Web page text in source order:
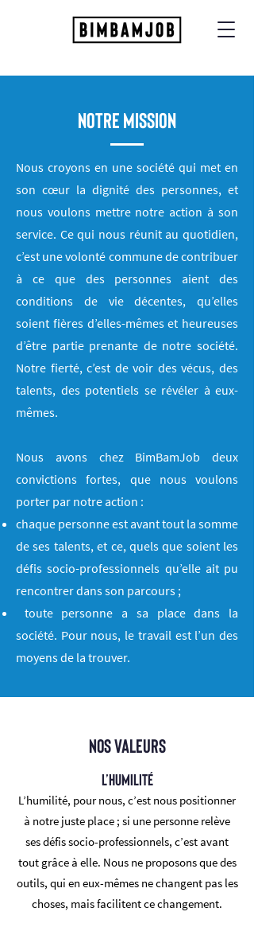
NOTRE MISSION
Nous croyons en une société qui met en
son cœur la dignité des personnes, et
nous voulons mettre notre action à son
service. Ce qui nous réunit au quotidien,
c’est une volonté commune de contribuer
à ce que des personnes aient des
conditions de vie décentes, qu’elles
soient fières d’elles-mêmes et heureuses
d’être partie prenante de notre société.
Notre fierté, c’est de voir des vécus, des
talents, des potentiels se révéler à eux-
mêmes.
Nous avons chez BimBamJob deux
convictions fortes, que nous voulons
porter par notre action :
chaque personne est avant tout la somme
de ses talents, et ce, quels que soient les
défis socio-professionnels qu’elle ait pu
rencontrer dans son parcours ;
toute personne a sa place dans la
société. Pour nous, le travail est l’un des
moyens de la trouver.
NOS VALEURS
L’humilité
L’humilité, pour nous, c’est nous positionner
à notre juste place ; si une personne relève
ses défis socio-professionnels, c’est avant
tout grâce à elle. Nous ne proposons que des
outils, qui en eux-mêmes ne changent pas les
choses, mais facilitent ce changement.